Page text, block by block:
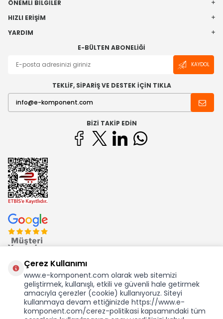
ÖNEMLI BILGILER
HIZLI ERIŞIM
YARDIM
E-BÜLTEN ABONELIĞI
KAYDOL
TEKLİF, SİPARİŞ VE DESTEK İÇİN TIKLA
BIZI TAKIP EDIN
Ekom Elk. Elektronik San. ve Tic. A.Ş.'nin Tescilli Bir Markasıdır
Çerez Kullanımı
www.e-komponent.com olarak web sitemizi
geliştirmek, kullanışlı, etkili ve güvenli hale getirmek
amacıyla çerezler (cookie) kullanıyoruz. Siteyi
kullanmaya devam ettiğinizde https://www.e-
komponent.com/cerez-politikasi kapsamındaki tüm